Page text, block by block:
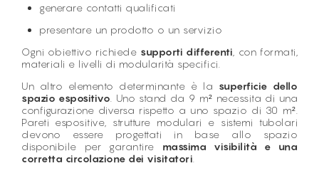
generare contatti qualificati
presentare un prodotto o un servizio
Ogni obiettivo richiede supporti differenti , con formati,
materiali e livelli di modularità specifici.
Un altro elemento determinante è la superficie dello
spazio espositivo . Uno stand da 9 m² necessita di una
configurazione diversa rispetto a uno spazio di 30 m².
Pareti espositive, strutture modulari e sistemi tubolari
devono essere progettati in base allo spazio
disponibile per garantire massima visibilità e una
corretta circolazione dei visitatori